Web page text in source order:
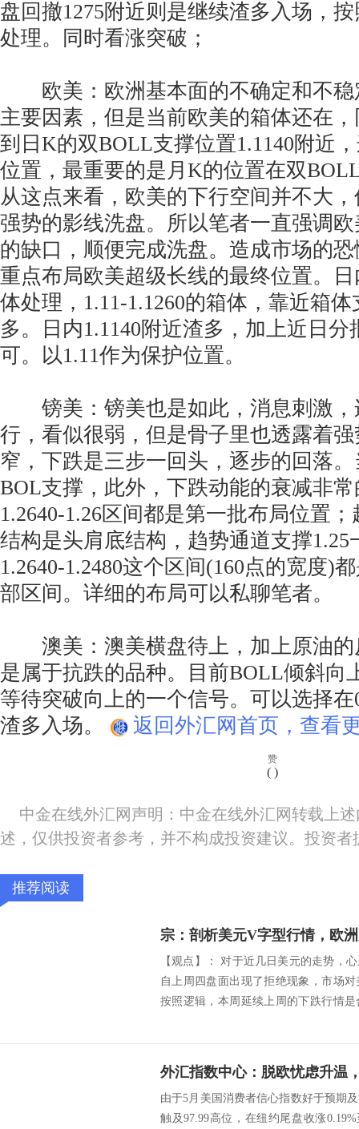
盘回撤1275附近则是继续渣多入场，按
处理。同时看涨突破；
欧美：欧洲基本面的不确定和不稳
主要因素，但是当前欧美的箱体还在
到日K的双BOLL支撑位置1.1140附近
位置，最重要的是月K的位置在双
从这点来看，欧美的下行空间并不大
强势的影线洗盘。所以笔者一直强调
的缺口，顺便完成洗盘。造成市场的
重点布局欧美超级长线的最终位置。
体处理，1.11-1.1260的箱体，靠近箱
多。日内1.1140附近渣多，加上近日
可。以1.11作为保护位置。
镑美：镑美也是如此，消息刺激，
行，看似很弱，但是骨子里也透露着
窄，下跌是三步一回头，逐步的回落
BOL支撑，此外，下跌动能的衰减非
1.2640-1.26区间都是第一批布局位置
结构是头肩底结构，趋势通道支撑1.25
1.2640-1.2480这个区间(160点的宽度)
部区间。详细的布局可以私聊笔者。
澳美：澳美横盘待上，加上原油的
是属于抗跌的品种。目前BOLL倾斜向
等待突破向上的一个信号。可以选择
渣多入场。
返回外汇网首页，查看
赞
( )
中金在线外汇网声明：中金在线外汇网转载上
述，仅供投资者参考，并不构成投资建议。投资
推荐阅读
宗：剖析美元V字型行情，
【观点】： 对于近几日美元的走势，
自上周四盘面出现了拒绝现象，市场
按照逻辑，本周延续上周的下跌行情
外汇指数中心：脱欧忧虑升温
由于5月美国消费者信心指数好于预期
触及97.99高位，在纽约尾盘收涨